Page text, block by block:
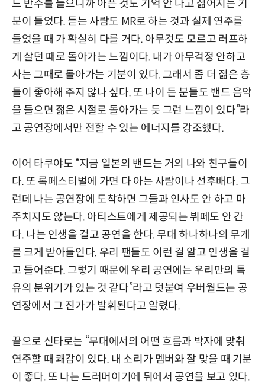
드 반주를 들으니까 아픈 것도 기억 안 나고 젊어지는 기
분이 들었다. 듣는 사람도 MR로 하는 것과 실제 연주를
들었을 때 가 확실히 다를 거다. 아무것도 모르고 러프하
게 살던 때로 돌아가는 느낌이다. 내가 아무걱정 안하고
사는 그때로 돌아가는 기분이 있다. 그래서 좀 더 젊은 층
들이 좋아해 주지 않나 싶다. 또 나이 든 분들도 밴드 음악
을 들으면 젊은 시절로 돌아가는 듯 그런 느낌이 있다”라
고 공연장에서만 전할 수 있는 에너지를 강조했다.
이어 타쿠야도 “지금 일본의 밴드는 거의 나와 친구들이
다. 또 록페스티벌에 가면 다 아는 사람이나 선후배다. 그
런데 나는 공연장에 도착하면 그들과 인사도 안 하고 마
주치지도 않는다. 아티스트에게 제공되는 뷔페도 안 간
다. 나는 인생을 걸고 공연을 한다. 무대 하나하나의 무게
를 크게 받아들인다. 우리 팬들도 이런 걸 알고 인생을 걸
고 들어준다. 그렇기 때문에 우리 공연에는 우리만의 특
유의 분위기가 있는 것 같다”라고 덧붙여 우버월드는 공
연장에서 그 진가가 발휘된다고 알렸다.
끝으로 신타로는 “무대에서의 어떤 흐름과 박자에 맞춰
연주할 때 쾌감이 있다. 내 소리가 멤버와 잘 맞을 때 기분
이 좋다. 또 나는 드러머이기에 뒤에서 공연을 보고 있다.